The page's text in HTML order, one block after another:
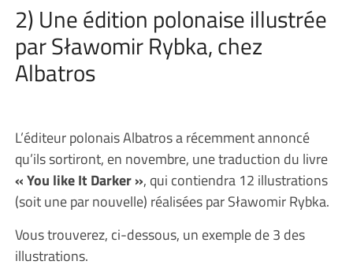
2) Une édition polonaise illustrée
par Sławomir Rybka, chez
Albatros
L’éditeur polonais Albatros a récemment annoncé
qu’ils sortiront, en novembre, une traduction du livre
« You like It Darker », qui contiendra 12 illustrations
(soit une par nouvelle) réalisées par Sławomir Rybka.
Vous trouverez, ci-dessous, un exemple de 3 des
illustrations.